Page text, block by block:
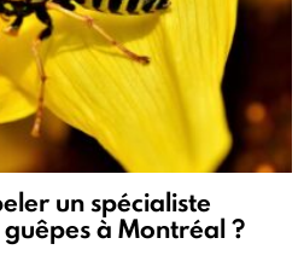
un spécialiste
à Montréal ?